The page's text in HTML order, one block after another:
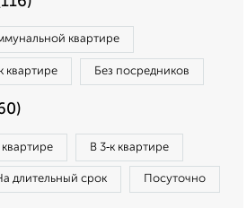
квартире
квартире Без посредников
квартире В 3‑к квартире
длительный срок Посуточно